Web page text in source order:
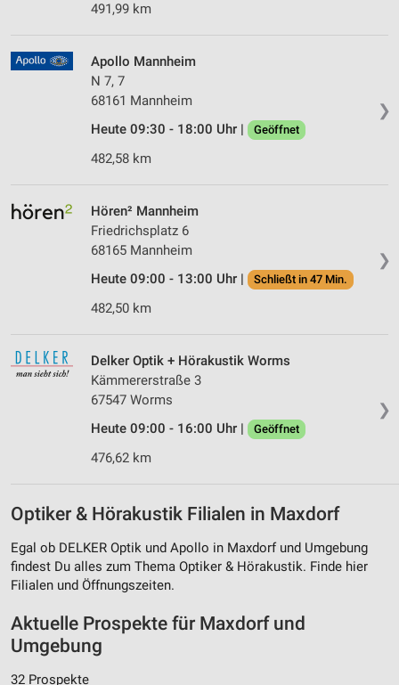
491,99 km
❯
Apollo Mannheim
N 7, 7
68161 Mannheim
Heute 09:30 - 18:00 Uhr |
Geöffnet
482,58 km
❯
Hören² Mannheim
Friedrichsplatz 6
68165 Mannheim
Heute 09:00 - 13:00 Uhr |
Schließt in 47 Min.
482,50 km
❯
Delker Optik + Hörakustik Worms
Kämmererstraße 3
67547 Worms
Heute 09:00 - 16:00 Uhr |
Geöffnet
476,62 km
Optiker & Hörakustik Filialen in Maxdorf
Egal ob DELKER Optik und Apollo in Maxdorf und Umgebung
findest Du alles zum Thema Optiker & Hörakustik. Finde hier
Filialen und Öffnungszeiten.
Aktuelle Prospekte für Maxdorf und
Umgebung
32 Prospekte